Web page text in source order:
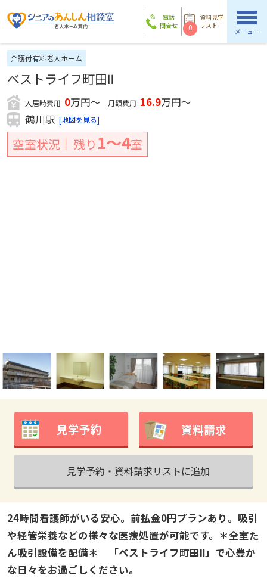
電話
問合せ
資料見学
リスト
0 メニュー
介護付有料老人ホーム
ベストライフ町田Ⅱ
入居時費用 0万円～ 月額費用 16.9万円～
鶴川駅 [地図を見る]
空室状況 残り 1〜4室
見学予約 資料請求
見学予約・資料請求リストに追加
24時間看護師がいる安心。前払金0円プランあり。吸引
や経管栄養などの様々な医療処置が可能です。＊全室た
ん吸引設備を配備＊ 「ベストライフ町田Ⅱ」で心豊か
な日々をお過ごしください。